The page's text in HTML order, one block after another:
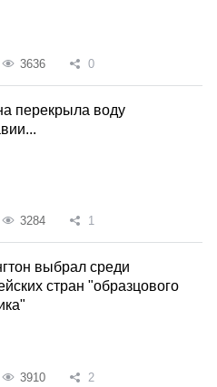
3636 0
перекрыла воду
3284 1
выбрал среди
стран "образцового
3910 2